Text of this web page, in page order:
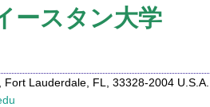
ースタン大学
Lauderdale, FL, 33328-2004 U.S.A.